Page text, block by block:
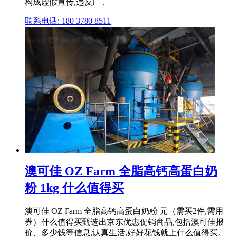
构成虚假宣传,违反广 .
联系电话: 180 3780 8511
澳可佳 OZ Farm 全脂高钙高蛋白奶
粉 1kg 什么值得买
澳可佳 OZ Farm 全脂高钙高蛋白奶粉 元（需买2件,需用
券）什么值得买甄选出京东优惠促销商品,包括澳可佳报
价、多少钱等信息,认真生活,好好花钱就上什么值得买。